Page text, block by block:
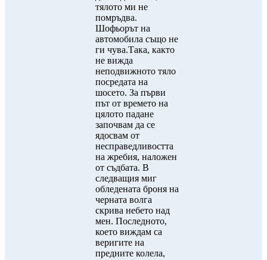
тялото ми не
помръдва.
Шофьорът на
автомобила също не
ги чува.Така, както
не вижда
неподвижното тяло
посредата на
шосето. За първи
път от времето на
цялото падане
започвам да се
ядосвам от
несправедливостта
на жребия, наложен
от съдбата. В
следващия миг
обледената броня на
черната волга
скрива небето над
мен. Последното,
което виждам са
веригите на
предните колела,